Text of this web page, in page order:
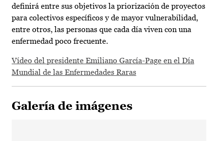
definirá entre sus objetivos la priorización de proyectos
para colectivos específicos y de mayor vulnerabilidad,
entre otros, las personas que cada día viven con una
enfermedad poco frecuente.
Vídeo del presidente Emiliano García-Page en el Día
Mundial de las Enfermedades Raras
Galería de imágenes